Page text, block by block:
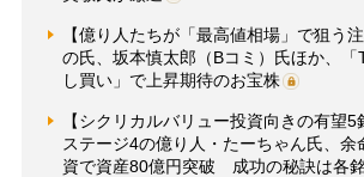
【億り人たちが「最高値相場」で狙う
の氏、坂本慎太郎（Bコミ）氏ほか、「
し買い」で上昇期待のお宝株
【シクリカルバリュー投資向きの有望
ステージ4の億り人・たーちゃん氏、余
資で資産80億円突破 成功の秘訣は各